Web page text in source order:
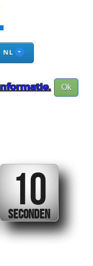
NL
Ok
10
SECONDEN